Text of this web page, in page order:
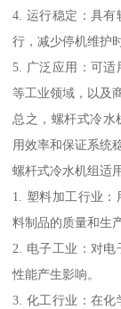
4. 运行稳定：具
行，减少停机维护
5. 广泛应用：可
等工业领域，以及
总之，螺杆式冷水
用效率和保证系统
螺杆式冷水机组适
1. 塑料加工行业
料制品的质量和生
2. 电子工业：对
性能产生影响。
3. 化工行业：在